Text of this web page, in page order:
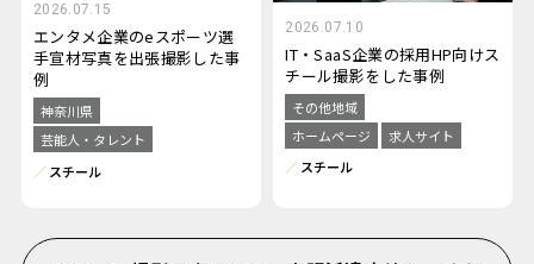
2026.07.15
エンタメ企業のeスポーツ選
手宣材写真を出張撮影した事
例
神奈川県
芸能人・タレント
スチール
2026.07.10
IT・SaaS企業の採用HP向けス
チール撮影をした事例
その他地域
ホームページ
求人サイト
スチール